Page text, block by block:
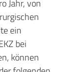
Jahr, von
ein
bei
können